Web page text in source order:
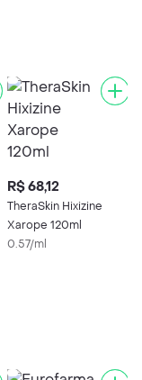
R$ 68,12
TheraSkin Hixizine
Xarope 120ml
0.57/ml